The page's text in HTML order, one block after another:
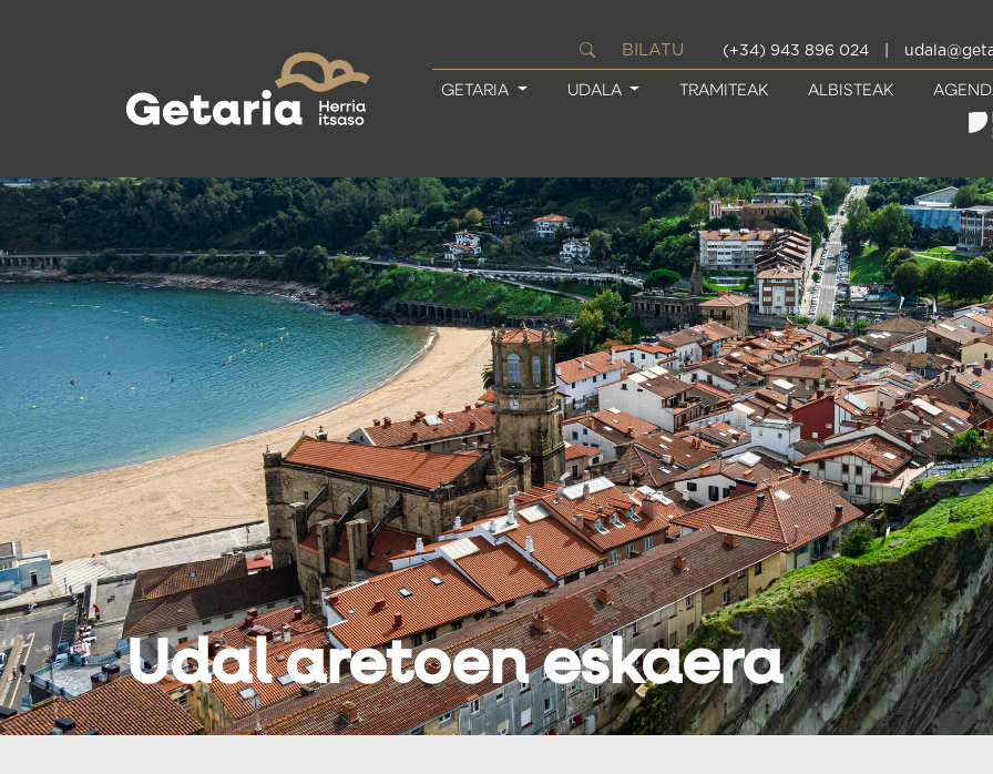
BILATU (+34) 943 896 024
GETARIA UDALA TRAMITEAK ALBISTEAK
Udal aretoen eskaera